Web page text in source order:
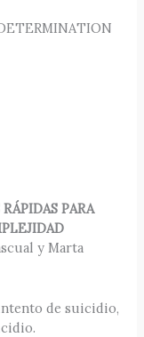
PARA
y Marta
de suicidio,